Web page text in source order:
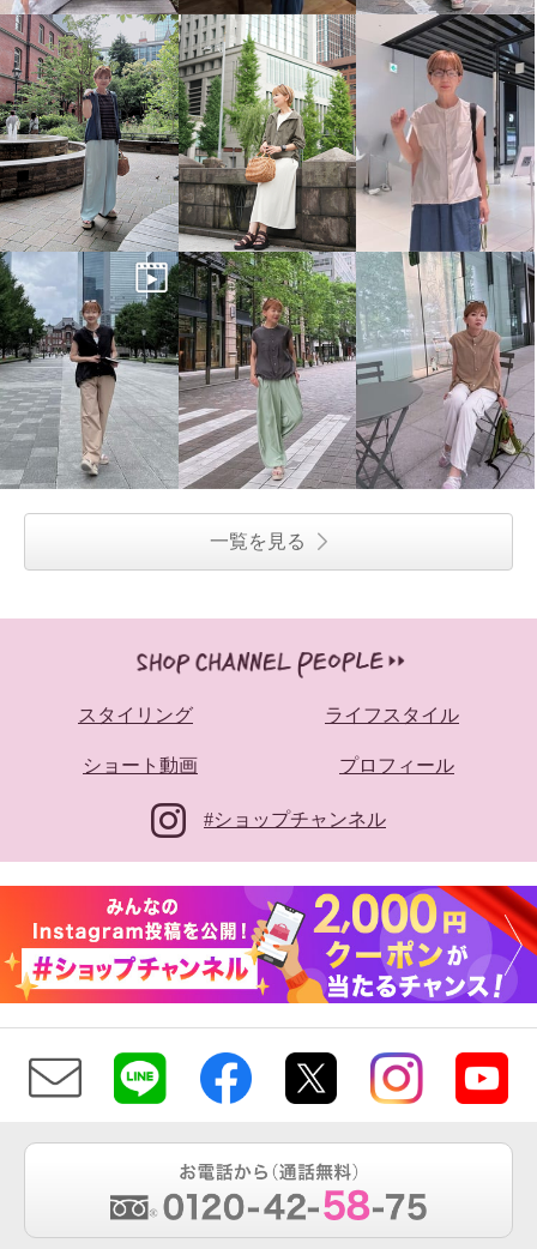
一覧を見る
スタイリング ライフスタイル
ショート動画 プロフィール
#ショップチャンネル